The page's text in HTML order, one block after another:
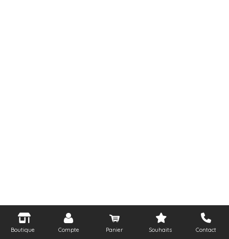
Boutique Compte Panier Souhaits Contact